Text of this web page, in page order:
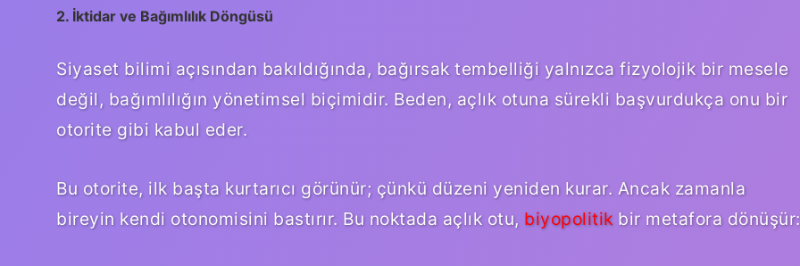
2. İktidar ve Bağımlılık Döngüsü
Siyaset bilimi açısından bakıldığında, bağırsak tembelliği yalnızca fizyolojik bir mesele
değil, bağımlılığın yönetimsel biçimidir. Beden, açlık otuna sürekli başvurdukça onu bir
otorite gibi kabul eder.
Bu otorite, ilk başta kurtarıcı görünür; çünkü düzeni yeniden kurar. Ancak zamanla
bireyin kendi otonomisini bastırır. Bu noktada açlık otu, biyopolitikbir metafora dönüşür: